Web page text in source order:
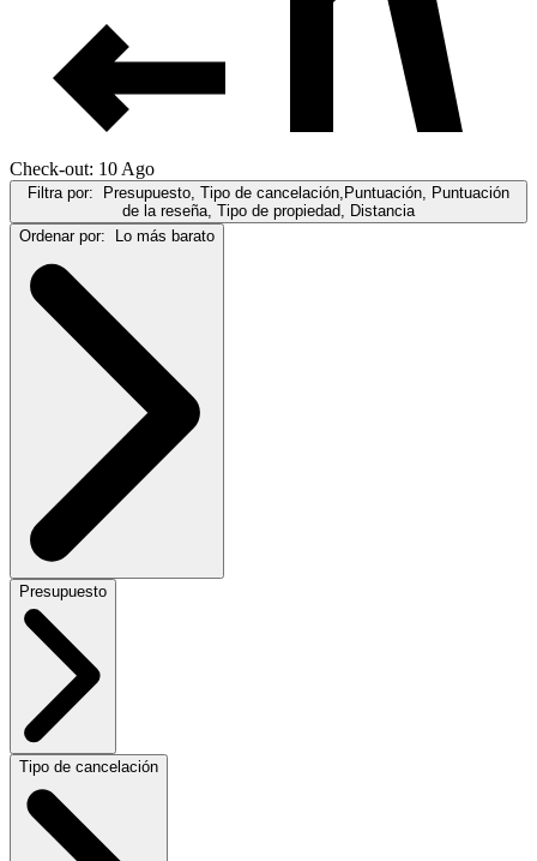
Check-out: 10 Ago
Filtra por:
Presupuesto, Tipo de cancelación,Puntuación, Puntuación
de la reseña, Tipo de propiedad, Distancia
Ordenar por:
Lo más barato
Presupuesto
Tipo de cancelación